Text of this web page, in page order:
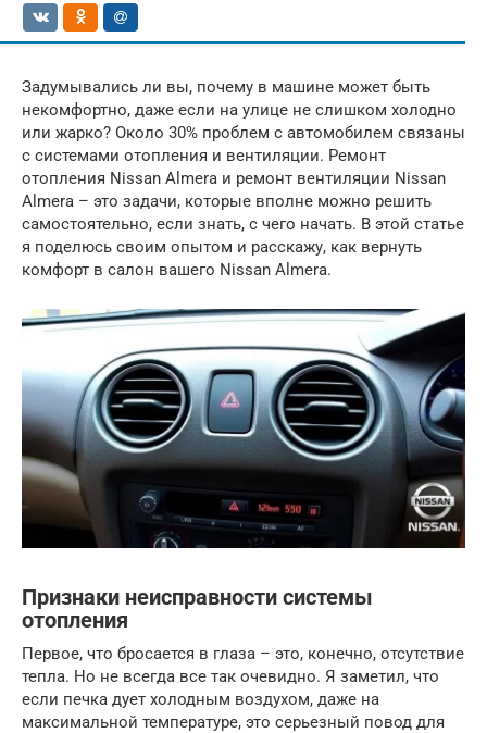
Задумывались ли вы, почему в машине может быть
некомфортно, даже если на улице не слишком холодно
или жарко? Около 30% проблем с автомобилем связаны
с системами отопления и вентиляции. Ремонт
отопления Nissan Almera и ремонт вентиляции Nissan
Almera – это задачи, которые вполне можно решить
самостоятельно, если знать, с чего начать. В этой статье
я поделюсь своим опытом и расскажу, как вернуть
комфорт в салон вашего Nissan Almera.
Признаки неисправности системы
отопления
Первое, что бросается в глаза – это, конечно, отсутствие
тепла. Но не всегда все так очевидно. Я заметил, что
если печка дует холодным воздухом, даже на
максимальной температуре, это серьезный повод для